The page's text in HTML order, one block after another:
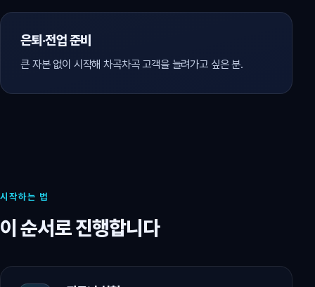
은퇴·전업 준비
큰 자본 없이 시작해 차곡차곡 고객을 늘려가고 싶은 분.
시작하는 법
이 순서로 진행합니다